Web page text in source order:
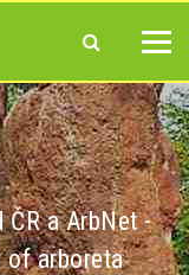
ČR a ArbNet -
of arboreta